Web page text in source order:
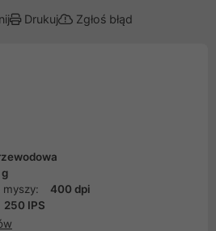
Drukuj Zgłoś błąd
400 dpi
250 IPS